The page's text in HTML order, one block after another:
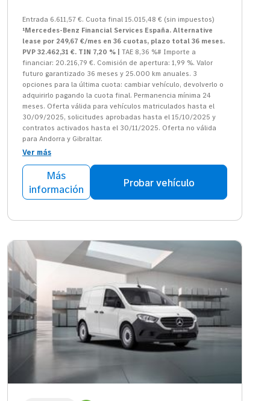
Entrada 6.611,57 €. Cuota final 15.015,48 € (sin impuestos)
¹Mercedes-Benz Financial Services España. Alternative
lease por 249,67 €/mes en 36 cuotas, plazo total 36 meses.
PVP 32.462,31 €. TIN 7,20 % | TAE 8,36 %# Importe a
financiar: 20.216,79 €. Comisión de apertura: 1,99 %. Valor
futuro garantizado 36 meses y 25.000 km anuales. 3
opciones para la última cuota: cambiar vehículo, devolverlo o
adquirirlo pagando la cuota final. Permanencia mínima 24
meses. Oferta válida para vehículos matriculados hasta el
30/09/2025, solicitudes aprobadas hasta el 15/10/2025 y
contratos activados hasta el 30/11/2025. Oferta no válida
para Andorra y Gibraltar.
Ver más
Más
información
Probar vehículo